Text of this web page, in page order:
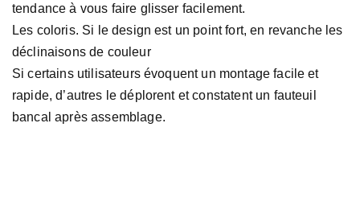
tendance à vous faire glisser facilement.
Les coloris. Si le design est un point fort, en revanche les
déclinaisons de couleur
Si certains utilisateurs évoquent un montage facile et
rapide, d’autres le déplorent et constatent un fauteuil
bancal après assemblage.